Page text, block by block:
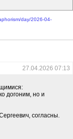
day/2026-04-
27.04.2026 07:13
догоним, но и
согласны.